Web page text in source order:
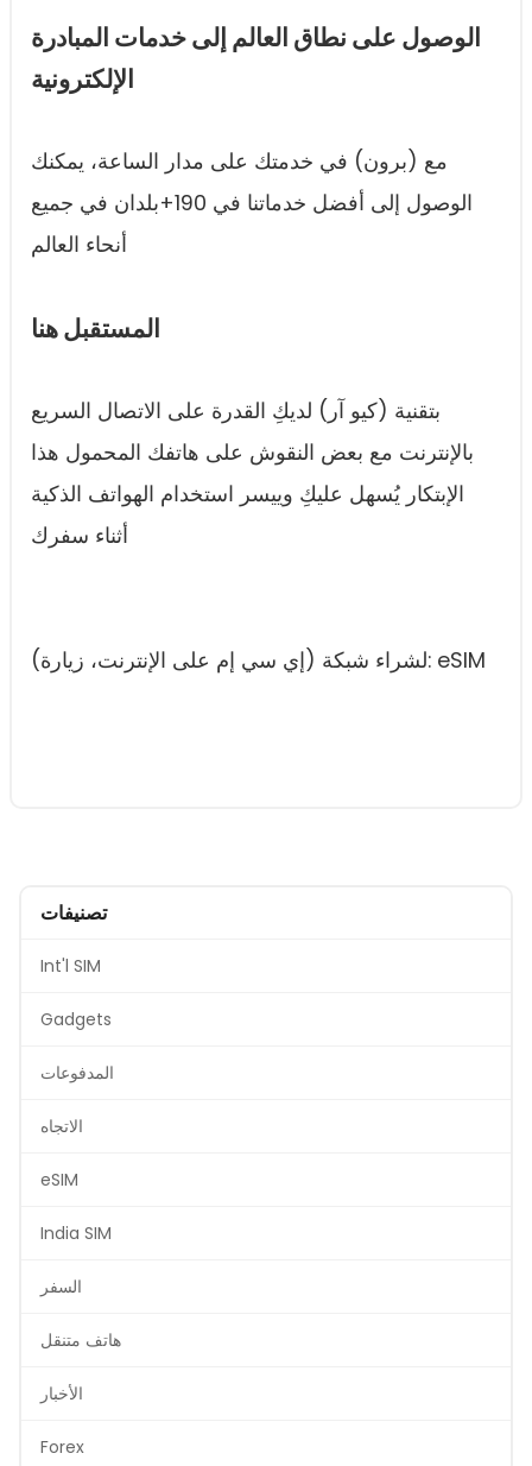
الوصول على نطاق العالم إلى خدمات المبادرة
الإلكترونية
مع (برون) في خدمتك على مدار الساعة، يمكنك
الوصول إلى أفضل خدماتنا في 190+بلدان في جميع
أنحاء العالم
المستقبل هنا
بتقنية (كيو آر) لديكِ القدرة على الاتصال السريع
بالإنترنت مع بعض النقوش على هاتفك المحمول هذا
الإبتكار يُسهل عليكِ وييسر استخدام الهواتف الذكية
أثناء سفرك
(لشراء شبكة (إي سي إم على الإنترنت، زيارة: eSIM
تصنيفات
Int'l SIM
Gadgets
المدفوعات
الاتجاه
eSIM
India SIM
السفر
هاتف متنقل
الأخبار
Forex